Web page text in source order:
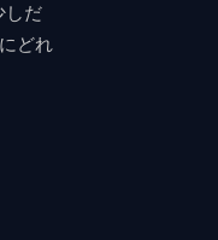
しだ
どれ